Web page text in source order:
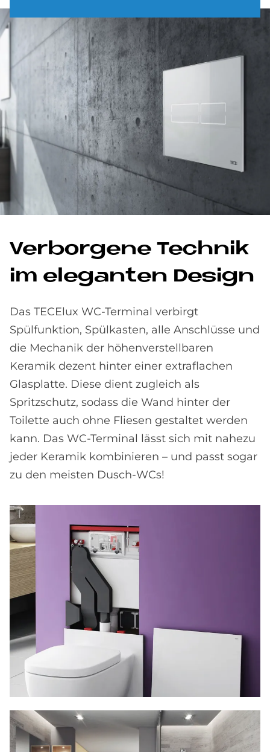
Ver­bor­ge­ne Tech­nik
im ele­gan­ten De­sign
Das TECElux WC-Terminal verbirgt
Spülfunktion, Spülkasten, alle Anschlüsse und
die Mechanik der höhenverstellbaren
Keramik dezent hinter einer extraflachen
Glasplatte. Diese dient zugleich als
Spritzschutz, sodass die Wand hinter der
Toilette auch ohne Fliesen gestaltet werden
kann. Das WC-Terminal lässt sich mit nahezu
jeder Keramik kombinieren – und passt sogar
zu den meisten Dusch-WCs!